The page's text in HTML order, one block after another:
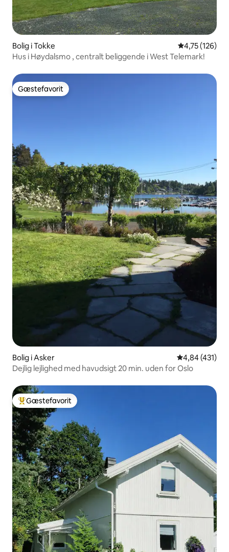
Bolig i Tokke 4,75 ud af 5 i
4,75 (126)
Hus i Høydalsmo , centralt beliggende i West Telemark!
Gæstefavorit
Gæstefavorit
Bolig i Asker 4,84 ud af 5 i
4,84 (431)
Dejlig lejlighed med havudsigt 20 min. uden for Oslo
Bedste gæstefavorit
Gæstefavorit